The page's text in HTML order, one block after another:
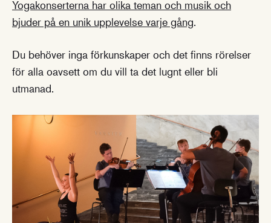
Yogakonserterna har olika teman och musik och
bjuder på en unik upplevelse varje gång.
Du behöver inga förkunskaper och det finns rörelser
för alla oavsett om du vill ta det lugnt eller bli
utmanad.